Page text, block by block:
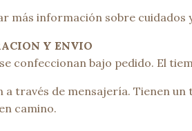
más información sobre cuidados
Y ENVIO
confeccionan bajo pedido. El
a través de mensajería. Tienen
camino.